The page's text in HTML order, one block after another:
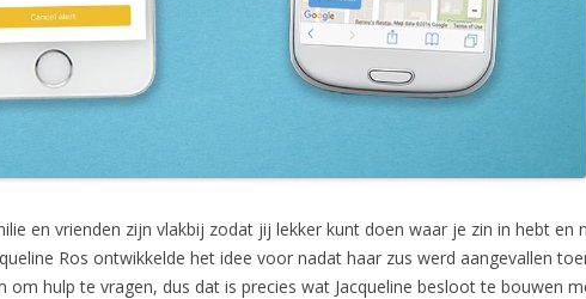
en vrienden zijn vlakbij zodat jij lekker kunt doen waar je zin in hebt en
Ros ontwikkelde het idee voor nadat haar zus werd aangevallen
hulp te vragen, dus dat is precies wat Jacqueline besloot te bouwen